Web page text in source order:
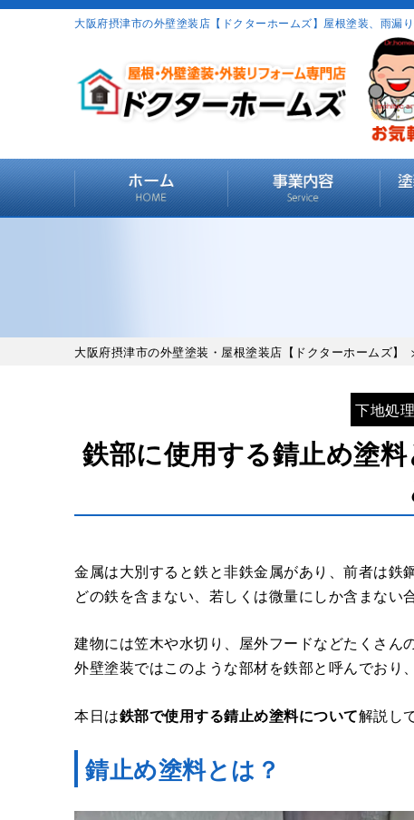
大阪府摂津市の外壁塗装店【ドクターホームズ】屋根塗装、雨漏
大阪府摂津市の外壁塗装・屋根塗装店【ドクターホームズ】
下地処理
鉄部に使用する錆止め塗
金属は大別すると鉄と非鉄金属があり、前者は
どの鉄を含まない、若しくは微量にしか含まない
建物には笠木や水切り、屋外フードなどたくさん
外壁塗装ではこのような部材を鉄部と呼んでおり
本日は鉄部で使用する錆止め塗料について解説し
錆止め塗料とは？